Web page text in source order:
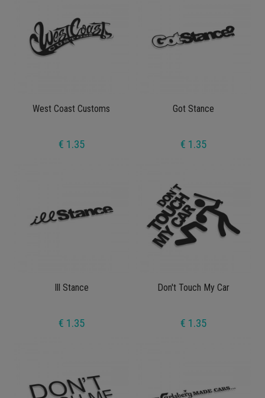
West Coast Customs
€ 1.35
Got Stance
€ 1.35
Ill Stance
€ 1.35
Don't Touch My Car
€ 1.35